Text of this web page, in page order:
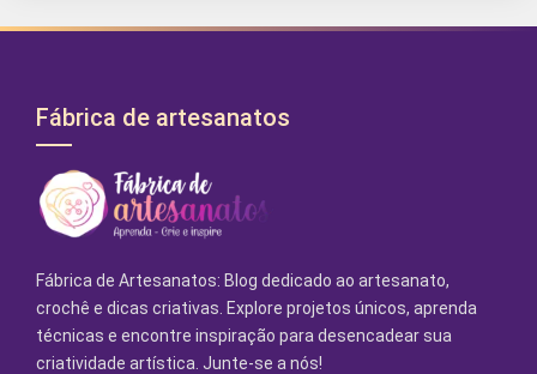
Fábrica de artesanatos
Fábrica de Artesanatos: Blog dedicado ao artesanato,
crochê e dicas criativas. Explore projetos únicos, aprenda
técnicas e encontre inspiração para desencadear sua
criatividade artística. Junte-se a nós!